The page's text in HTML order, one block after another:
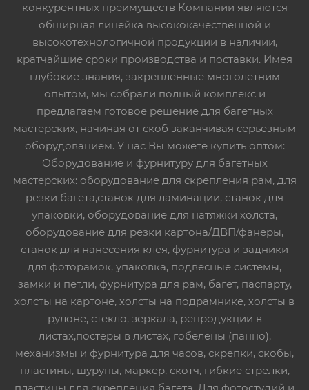
конкурентных преимуществ Компании являются
обширная линейка высококачественной и
высокотехнологичной продукции в наличии,
кратчайшие сроки производства и поставки. Имея
глубокие знания, закрепленные многолетним
опытом, мы собрали полный комплекс и
предлагаем готовое решение для багетных
мастерских, начиная от скоб заканчивая серьезным
оборудованием. У нас Вы можете купить оптом:
Оборудование и фурнитуру для багетных
мастерских: оборудование для скрепления рам, для
резки багета,станок для ламинации, станок для
упаковки, оборудование для натяжки холста,
оборудование для резки картона/ДВП/фанеры,
станок для нанесения клея, фурнитура и задники
для фоторамок, упаковка, подвесные системы,
замки и петли, фурнитура для рам, багет, паспарту,
холсты на картоне, холсты на подрамнике, холсты в
рулоне, стекло, зеркала, репродукции в
листах,постеры в листах, гобелены (панно),
механизмы и фурнитура для часов, скрепки, скобы,
пластины, шурупы, маркер, скотч, гибкие стрелки,